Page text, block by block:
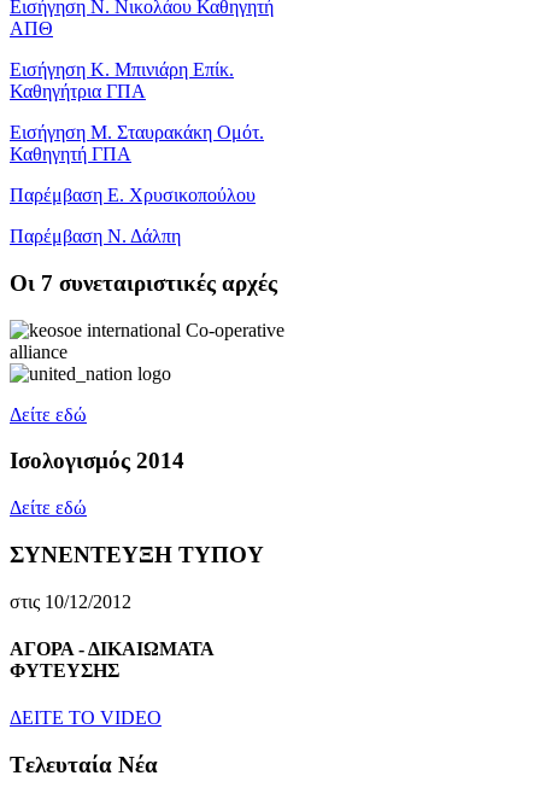
Εισήγηση Ν. Νικολάου Καθηγητή
ΑΠΘ
Εισήγηση Κ. Μπινιάρη Επίκ.
Καθηγήτρια ΓΠΑ
Εισήγηση Μ. Σταυρακάκη Ομότ.
Καθηγητή ΓΠΑ
Παρέμβαση Ε. Χρυσικοπούλου
Παρέμβαση Ν. Δάλπη
Oι 7 συνεταιριστικές αρχές
Δείτε εδώ
Ισολογισμός 2014
Δείτε εδώ
ΣΥΝΕΝΤΕΥΞΗ ΤΥΠΟΥ
στις 10/12/2012
ΑΓΟΡΑ - ΔΙΚΑΙΩΜΑΤΑ
ΦΥΤΕΥΣΗΣ
ΔEITE TO VIDEO
Tελευταία Nέα